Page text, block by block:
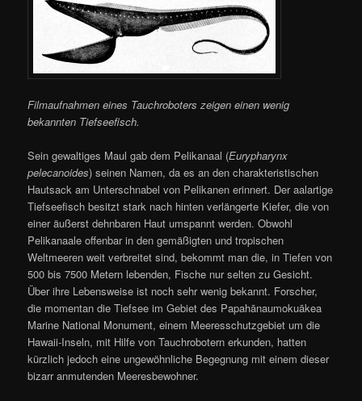
Filmaufnahmen eines Tauchroboters zeigen einen wenig
bekannten Tiefseefisch.
Sein gewaltiges Maul gab dem Pelikanaal (Eurypharynx
pelecanoides) seinen Namen, da es an den charakteristischen
Hautsack am Unterschnabel von Pelikanen erinnert. Der aalartige
Tiefseefisch besitzt stark nach hinten verlängerte Kiefer, die von
einer äußerst dehnbaren Haut umspannt werden. Obwohl
Pelikanaale offenbar in den gemäßigten und tropischen
Weltmeeren weit verbreitet sind, bekommt man die, in Tiefen von
500 bis 7500 Metern lebenden, Fische nur selten zu Gesicht.
Über ihre Lebensweise ist noch sehr wenig bekannt. Forscher,
die momentan die Tiefsee im Gebiet des Papahānaumokuākea
Marine National Monument, einem Meeresschutzgebiet um die
Hawaii-Inseln, mit Hilfe von Tauchrobotern erkunden, hatten
kürzlich jedoch eine ungewöhnliche Begegnung mit einem dieser
bizarr anmutenden Meeresbewohner.